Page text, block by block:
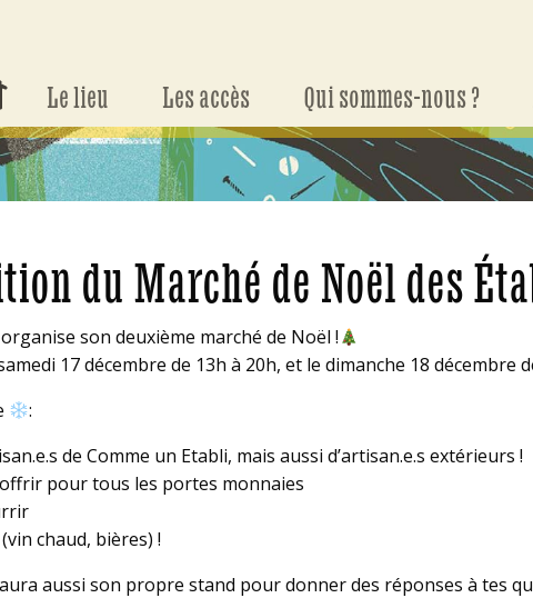
Le lieu Les accès Qui sommes-nous ?
du Marché de Noël des
son deuxième marché de Noël !
17 décembre de 13h à 20h, et le dimanche 18 décembre
:
de Comme un Etabli, mais aussi d’artisan.e.s extérieurs !
offrir pour tous les portes monnaies
chaud, bières) !
aussi son propre stand pour donner des réponses à tes